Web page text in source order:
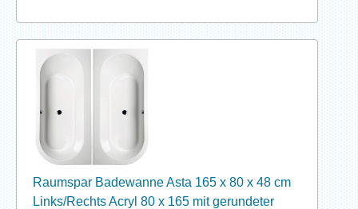
Raumspar Badewanne Asta 165 x 80 x 48 cm
Links/Rechts Acryl 80 x 165 mit gerundeter